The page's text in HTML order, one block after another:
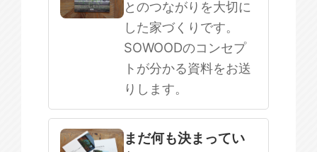
とのつながりを大切に
した家づくりです。
SOWOODのコンセプ
トが分かる資料をお送
りします。
まだ何も決まってい